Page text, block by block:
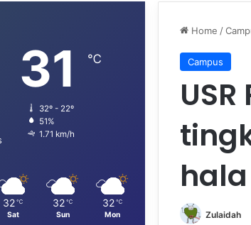
Home /
Campus
Zulaidah
31 ℃
32º - 22º
51%
1.71 km/h
32 ℃
Sat
32 ℃
Sun
32 ℃
Mon